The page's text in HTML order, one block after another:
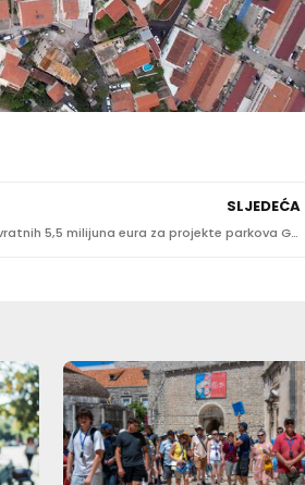
SLJEDEĆA
Gradu bespovratnih 5,5 milijuna eura za projekte parkova Gradac, Pile i Platana